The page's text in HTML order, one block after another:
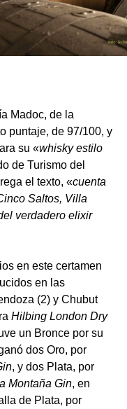
Madoc, de la
puntaje, de 97/100, y
su «whisky estilo
de Turismo del
el texto, «cuenta
Saltos, Villa
verdadero elixir
en este certamen
en las
(2) y Chubut
Hilbing London Dry
un Bronce por su
dos Oro, por
, y dos Plata, por
Montaña Gin, en
de Plata, por